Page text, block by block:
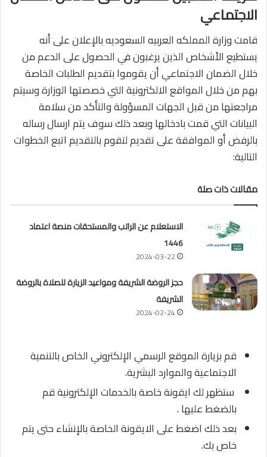
الاجتماعي
قامت وزارة المملكه العربيه السعوديه بالإعلان على أنه
يستطيع الأشخاص الذين يرغبون في الحصول على الدعم من
خلال الضمان الاجتماعي أن يقوموا بتقديم الطلبات الخاصة
بهم من خلال المواقع الالكترونية التي خصصتها الوزارة وسيتم
مراجعتها من قبل الجهات المسؤولة والتأكد من سلامة
البيانات التي قمت بادخالها وبعد ذلك سوف يتم ارسال رساله
بالرفض أو الموافقة على تقديم لتقوم بالتقديم اتبع الخطوات
التالية:
مقالات ذات صلة
الاستعلام عن الراتب والمستحقات منصة اعتماد
1446
2024-03-22
حجز الروضة الشريفة ومواعيد الزيارة للصلاة بالروضة
الشريفة
2024-02-24
قم بزيارة الموقع الرسمي الإلكتروني الخاص بالتنمية
الاجتماعية والموارد البشرية.
ستظهر لك ايقونة خاصة بالخدمات الإلكترونية قم
بالضغط عليها .
بعد ذلك اضغط على الايقونة الخاصة بالإنشاء حتى يتم
خاص بك.